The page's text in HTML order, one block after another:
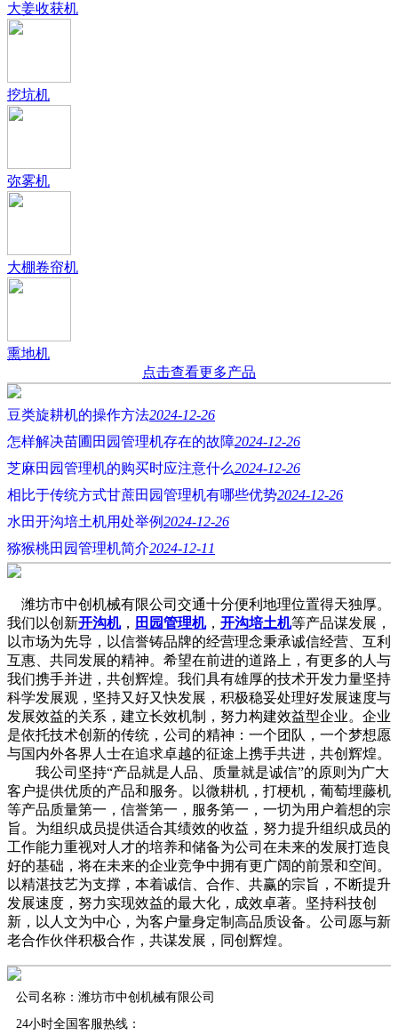
大姜收获机
挖坑机
弥雾机
大棚卷帘机
熏地机
点击查看更多产品
豆类旋耕机的操作方法2024-12-26
怎样解决苗圃田园管理机存在的故障2024-12-26
芝麻田园管理机的购买时应注意什么2024-12-26
相比于传统方式甘蔗田园管理机有哪些优势2024-12-26
水田开沟培土机用处举例2024-12-26
猕猴桃田园管理机简介2024-12-11
潍坊市中创机械有限公司交通十分便利地理位置得天独厚。
我们以创新开沟机， 田园管理机， 开沟培土机等产品谋发展，
以市场为先导，以信誉铸品牌的经营理念秉承诚信经营、互利
互惠、共同发展的精神。希望在前进的道路上，有更多的人与
我们携手并进，共创辉煌。我们具有雄厚的技术开发力量坚持
科学发展观，坚持又好又快发展，积极稳妥处理好发展速度与
发展效益的关系，建立长效机制，努力构建效益型企业。企业
是依托技术创新的传统，公司的精神：一个团队，一个梦想愿
与国内外各界人士在追求卓越的征途上携手共进，共创辉煌。
我公司坚持“产品就是人品、质量就是诚信”的原则为广大
客户提供优质的产品和服务。以微耕机，打梗机，葡萄埋藤机
等产品质量第一，信誉第一，服务第一，一切为用户着想的宗
旨。为组织成员提供适合其绩效的收益，努力提升组织成员的
工作能力重视对人才的培养和储备为公司在未来的发展打造良
好的基础，将在未来的企业竞争中拥有更广阔的前景和空间。
以精湛技艺为支撑，本着诚信、合作、共赢的宗旨，不断提升
发展速度，努力实现效益的最大化，成效卓著。坚持科技创
新，以人文为中心，为客户量身定制高品质设备。公司愿与新
老合作伙伴积极合作，共谋发展，同创辉煌。
公司名称：潍坊市中创机械有限公司
24小时全国客服热线：